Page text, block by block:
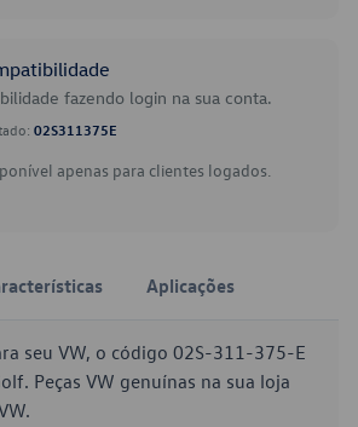
fazendo login na sua conta.
02S311375E
apenas para clientes logados.
Aplicações
seu VW, o código 02S-311-375-E
Peças VW genuínas na sua loja